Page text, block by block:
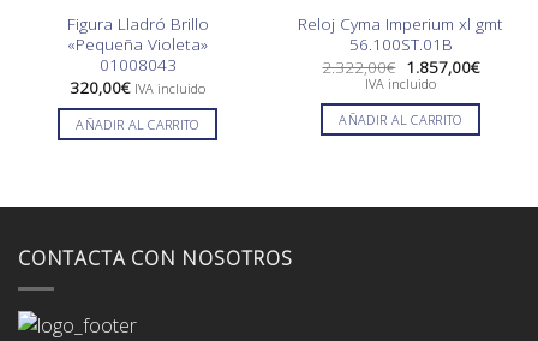
Figura Lladró Brillo
«Pequeña Violeta»
01008043
320,00€ IVA incluido
AÑADIR AL CARRITO
Reloj Cyma Imperium xl gmt
56.100ST.01B
2.322,00€ El
precio
original
era:
2.322,00€.
1.857,00€El
precio
es:
IVA incluido
AÑADIR AL CARRITO
CONTACTA CON NOSOTROS